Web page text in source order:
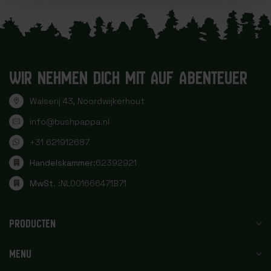
WIR NEHMEN DICH MIT AUF ABENTEUER
Walserij 43, Noordwijkerhout
info@bushpappa.nl
+31 621912687
Handelskammer:62392921
MwSt. :NL001666471B71
PRODUCTEN
MENU